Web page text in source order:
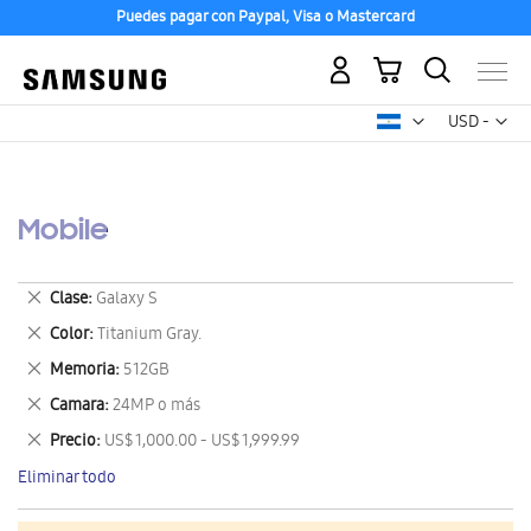
Puedes pagar con Paypal, Visa o Mastercard
USD -
dólar
Mi carrito
Mobile
Clase Galaxy S
Eliminar
este
artículo
Color Titanium Gray.
Eliminar
este
artículo
Memoria 512GB
Eliminar
este
artículo
Camara 24MP o más
Eliminar
este
artículo
Precio US$ 1,000.00 - US$ 1,999.99
Eliminar
este
artículo
Eliminar todo